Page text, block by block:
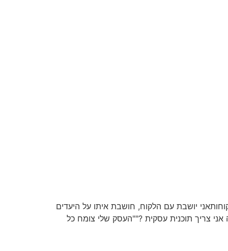
יושבת עם הלקוח, חושבת איתו על היעדים
צריך תוכנית עסקית ?""העסק שלי צומח כל